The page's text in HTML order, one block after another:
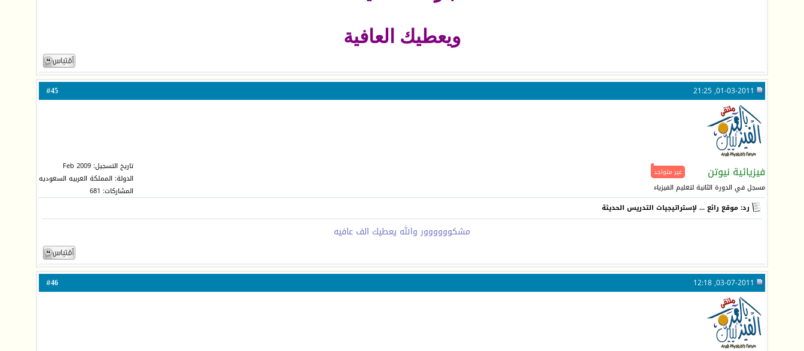
ويعطيك العافية
45
فيزيائية نيوتن غير متواجد
مسجل في الدورة الثانية لتعليم الفيزياء
تاريخ التسجيل: Feb 2009
الدولة: المملكة العربيه السعوديه
المشاركات: 681
رد: موقع رائع ... لإستراتيجيات التدريس الحديثة
مشكوووووور والله يعطيك الف عافيه
46